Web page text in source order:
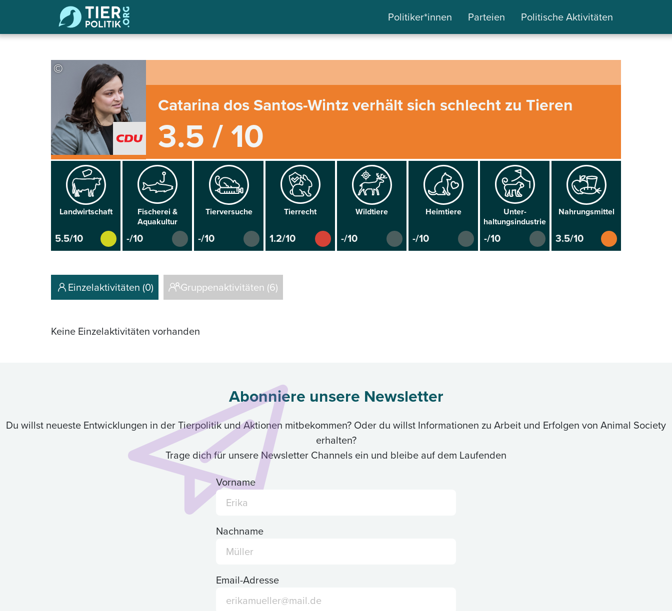
Politiker*innen Parteien Politische Aktivitäten
©
Catarina dos Santos-Wintz verhält sich schlecht zu Tieren
3.5 / 10
Land­wirtschaft
5.5/10
Fischerei &
Aqua­kultur
-/10
Tier­versuche
-/10
Tier­recht
1.2/10
Wild­tiere
-/10
Heim­tiere
-/10
Unter­
haltungsindustrie
-/10
Nahrungs­mittel
3.5/10
Einzelaktivitäten (0) Gruppenaktivitäten (6)
Keine Einzelaktivitäten vorhanden
Abonniere unsere Newsletter
Du willst neueste Entwicklungen in der Tierpolitik und Aktionen mitbekommen? Oder du willst Informationen zu Arbeit und Erfolgen von Animal Society
erhalten?
Trage dich für unsere Newsletter Channels ein und bleibe auf dem Laufenden
Vorname
Nachname
Email-Adresse